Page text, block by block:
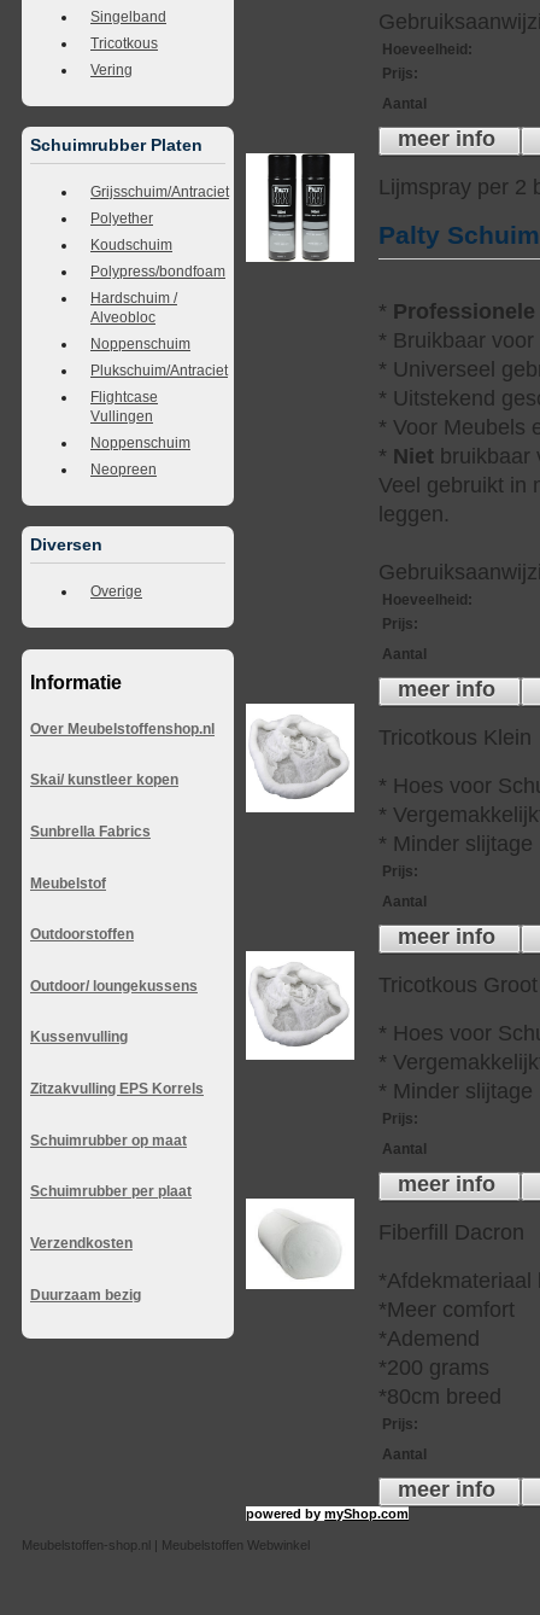
Singelband
Tricotkous
Vering
Schuimrubber Platen
Grijsschuim/Antraciet
Polyether
Koudschuim
Polypress/bondfoam
Hardschuim /
Alveobloc
Noppenschuim
Plukschuim/Antraciet
Flightcase
Vullingen
Noppenschuim
Neopreen
Diversen
Overige
Informatie
Over Meubelstoffenshop.nl
Skai/ kunstleer kopen
Sunbrella Fabrics
Meubelstof
Outdoorstoffen
Outdoor/ loungekussens
Kussenvulling
Zitzakvulling EPS Korrels
Schuimrubber op maat
Schuimrubber per plaat
Verzendkosten
Duurzaam bezig
Hoeveelheid :
Prijs:
Aantal
meer info
Lijmspray per 2
Palty
* Professionele
* Bruikbaar
* Universeel
* Uitstekend
* Voor Meubels
* Niet bruikbaar
Veel gebruikt in
leggen.
Hoeveelheid :
Prijs:
Aantal
meer info
Tricotkous Klein
* Hoes voor
*
* Minder slijtage
Prijs:
Aantal
meer info
Tricotkous Groot
* Hoes voor
*
* Minder slijtage
Prijs:
Aantal
meer info
Fiberfill Dacron
*Afdekmateriaal
*Meer comfort
*Ademend
*200 grams
*80cm breed
Prijs:
Aantal
meer info
powered bymyShop.com
Meubelstoffen-shop.nl | Meubelstoffen Webwinkel